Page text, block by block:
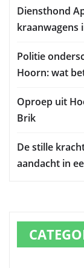
Diensthond
kraanwagens
Politie
Hoorn: wat
Oproep uit
Brik
De stille
aandacht in